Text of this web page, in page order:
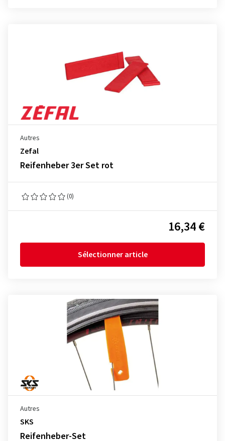
Autres
Zefal
Reifenheber 3er Set rot
(0)
16,34 €
Sélectionner article
Autres
SKS
Reifenheber-Set